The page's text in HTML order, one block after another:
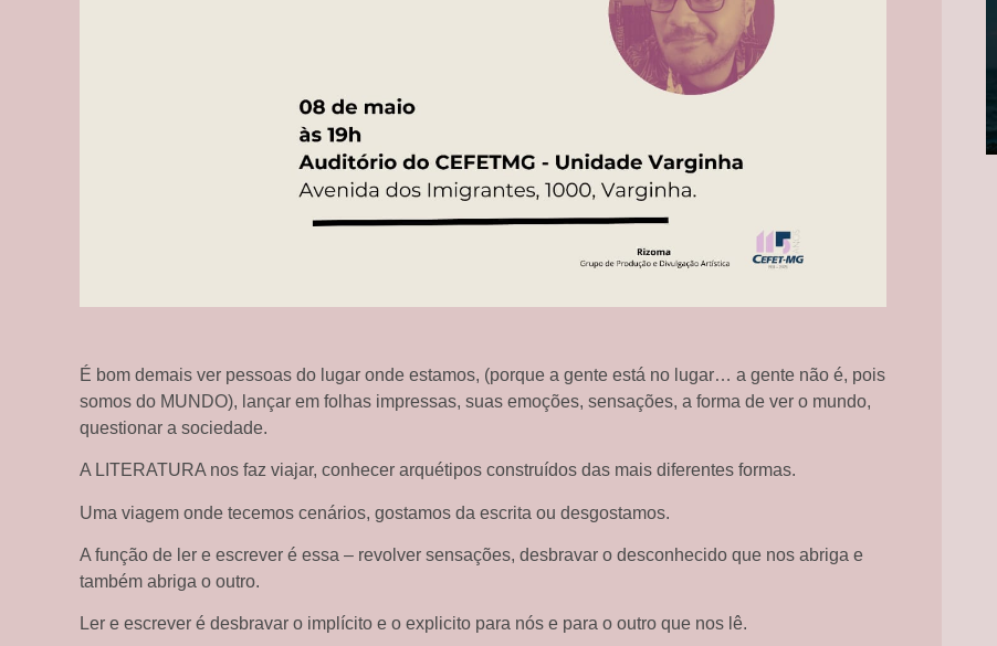
É bom demais ver pessoas do lugar onde estamos, (porque a gente está no lugar… a gente não é, pois
somos do MUNDO), lançar em folhas impressas, suas emoções, sensações, a forma de ver o mundo,
questionar a sociedade.
A LITERATURA nos faz viajar, conhecer arquétipos construídos das mais diferentes formas.
Uma viagem onde tecemos cenários, gostamos da escrita ou desgostamos.
A função de ler e escrever é essa – revolver sensações, desbravar o desconhecido que nos abriga e
também abriga o outro.
Ler e escrever é desbravar o implícito e o explicito para nós e para o outro que nos lê.